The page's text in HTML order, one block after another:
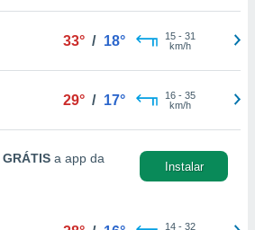
33° / 18° 15- 31
km/h
29° / 17° 16- 35
km/h
GRÁTIS a app da
Instalar
14- 32